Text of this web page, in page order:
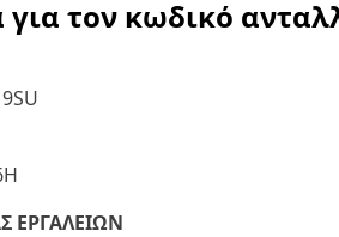
τον κωδικό